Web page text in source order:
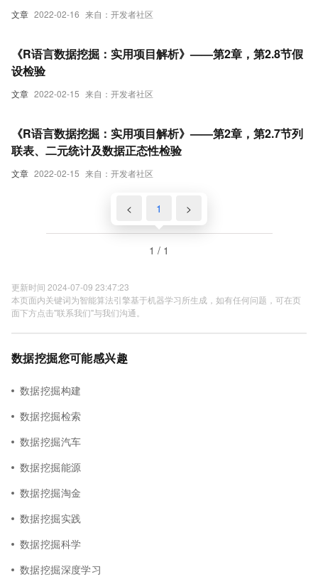
文章 2022-02-16 来自：开发者社区
文章 2022-02-15 来自：开发者社区
《R语言数据挖掘：实用项目解析》——第2章，第2.8节假
设检验
文章 2022-02-15 来自：开发者社区
《R语言数据挖掘：实用项目解析》——第2章，第2.7节列
联表、二元统计及数据正态性检验
< 1 >
1 / 1
更新时间 2024-07-09 23:47:23
本页面内关键词为智能算法引擎基于机器学习所生成，如有任何问题，可在页
面下方点击"联系我们"与我们沟通。
数据挖掘您可能感兴趣
数据挖掘构建
数据挖掘检索
数据挖掘汽车
数据挖掘能源
数据挖掘淘金
数据挖掘实践
数据挖掘科学
数据挖掘深度学习